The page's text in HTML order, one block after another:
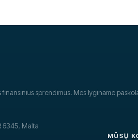
sprendimus. Mes lyginame
6345, Malta
MŪSŲ